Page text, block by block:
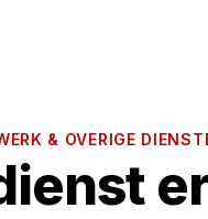
& OVERIGE